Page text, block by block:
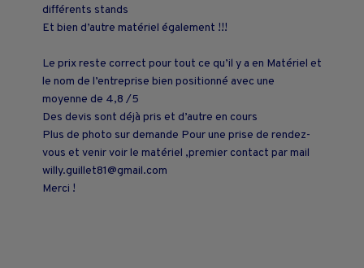
différents stands
Et bien d’autre matériel également !!!
Le prix reste correct pour tout ce qu’il y a en Matériel et
le nom de l’entreprise bien positionné avec une
moyenne de 4,8 /5
Des devis sont déjà pris et d’autre en cours
Plus de photo sur demande Pour une prise de rendez-
vous et venir voir le matériel ,premier contact par mail
willy.guillet81@gmail.com
Merci !